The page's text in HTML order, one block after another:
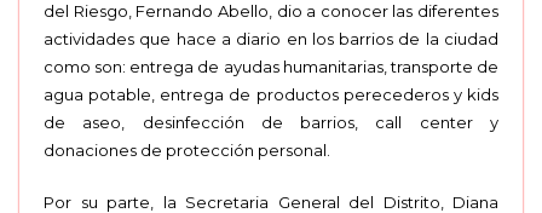
del Riesgo, Fernando Abello, dio a conocer las diferentes
actividades que hace a diario en los barrios de la ciudad
como son: entrega de ayudas humanitarias, transporte de
agua potable, entrega de productos perecederos y kids
de aseo, desinfección de barrios, call center y
donaciones de protección personal.
Por su parte, la Secretaria General del Distrito, Diana